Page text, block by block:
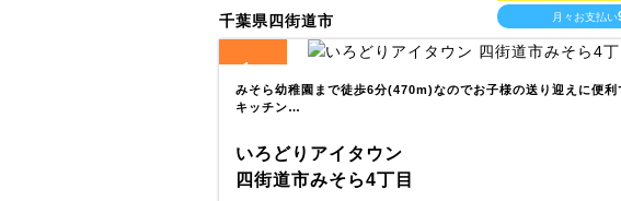
千葉県四街道市 月々お支払い
1
みそら幼稚園まで徒歩6分(470m)なのでお子様の送り迎えに便利
キッチン…
いろどりアイタウン
四街道市みそら4丁目